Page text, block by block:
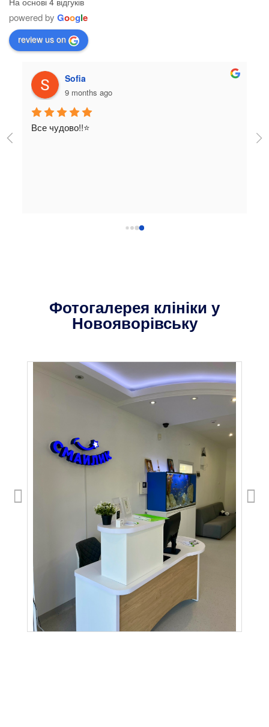
powered by Google
review us on
Sofia
9 months ago
Все чудово!!⭐️
Фотогалерея клініки у
Новояворівську